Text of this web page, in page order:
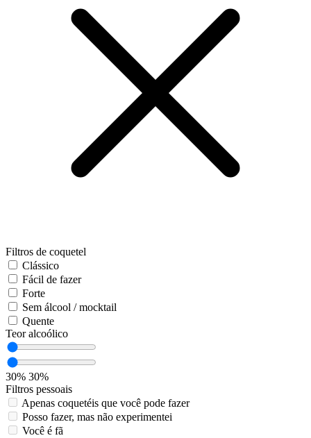
Filtros de coquetel
Clássico
Fácil de fazer
Forte
Sem álcool / mocktail
Quente
Teor alcoólico
30% 30%
Filtros pessoais
Apenas coquetéis que você pode fazer
Posso fazer, mas não experimentei
Você é fã